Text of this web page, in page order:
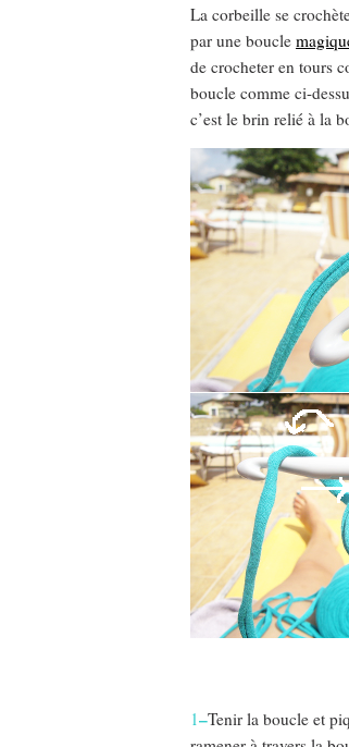
La corbeille se
par une boucle
de crocheter en tours
boucle comme ci-
c’est le brin relié à la
1–Tenir la boucle et